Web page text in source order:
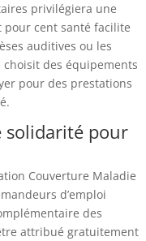
privilégiera une
pour cent santé facilite
auditives ou les
des équipements
pour des prestations
solidarité pour
Couverture Maladie
d’emploi
des
attribué gratuitement